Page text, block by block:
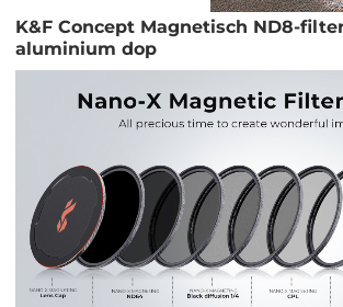
K&F Concept Magnetisch ND8-
aluminium dop